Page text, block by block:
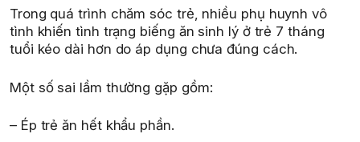
Trong quá trình chăm sóc trẻ, nhiều phụ huynh vô
tình khiến tình trạng biếng ăn sinh lý ở trẻ 7 tháng
tuổi kéo dài hơn do áp dụng chưa đúng cách.
Một số sai lầm thường gặp gồm:
– Ép trẻ ăn hết khẩu phần.